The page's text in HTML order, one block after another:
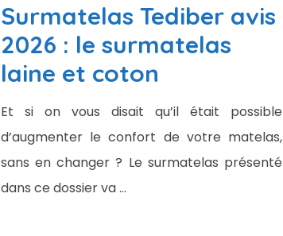
Surmatelas Tediber avis
2026 : le surmatelas
laine et coton
Et si on vous disait qu’il était possible
d’augmenter le confort de votre matelas,
sans en changer ? Le surmatelas présenté
dans ce dossier va …